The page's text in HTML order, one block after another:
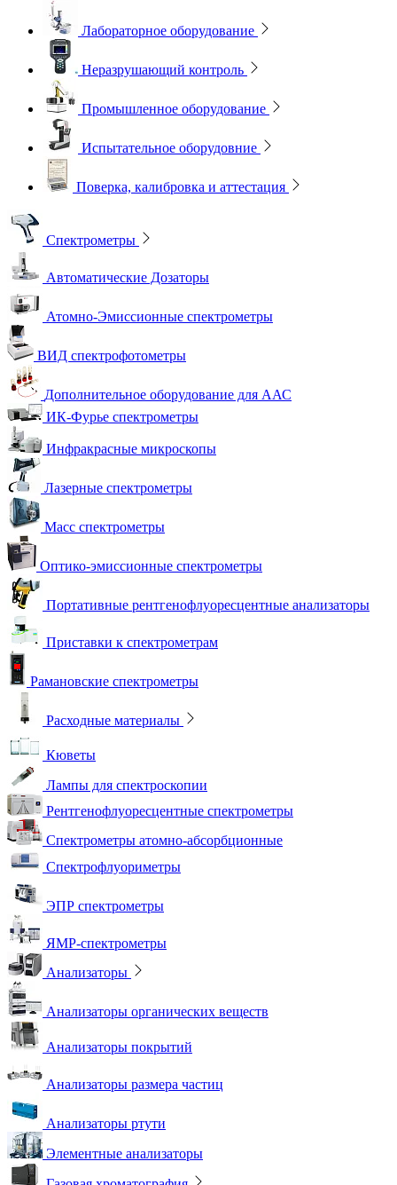
Лабораторное оборудование
Неразрушающий контроль
Промышленное оборудование
Испытательное оборудовние
Поверка, калибровка и аттестация
Спектрометры
Автоматические Дозаторы
Атомно-Эмиссионные спектрометры
ВИД спектрофотометры
Дополнительное оборудование для ААС
ИК-Фурье спектрометры
Инфракрасные микроскопы
Лазерные спектрометры
Масс спектрометры
Оптико-эмиссионные спектрометры
Портативные рентгенофлуоресцентные анализаторы
Приставки к спектрометрам
Рамановские спектрометры
Расходные материалы
Кюветы
Лампы для спектроскопии
Рентгенофлуоресцентные спектрометры
Спектрометры атомно-абсорбционные
Спектрофлуориметры
ЭПР спектрометры
ЯМР-спектрометры
Анализаторы
Анализаторы органических веществ
Анализаторы покрытий
Анализаторы размера частиц
Анализаторы ртути
Элементные анализаторы